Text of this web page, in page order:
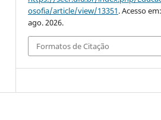
osofia/article/view/13351. Acesso
ago. 2026.
Formatos de Citação